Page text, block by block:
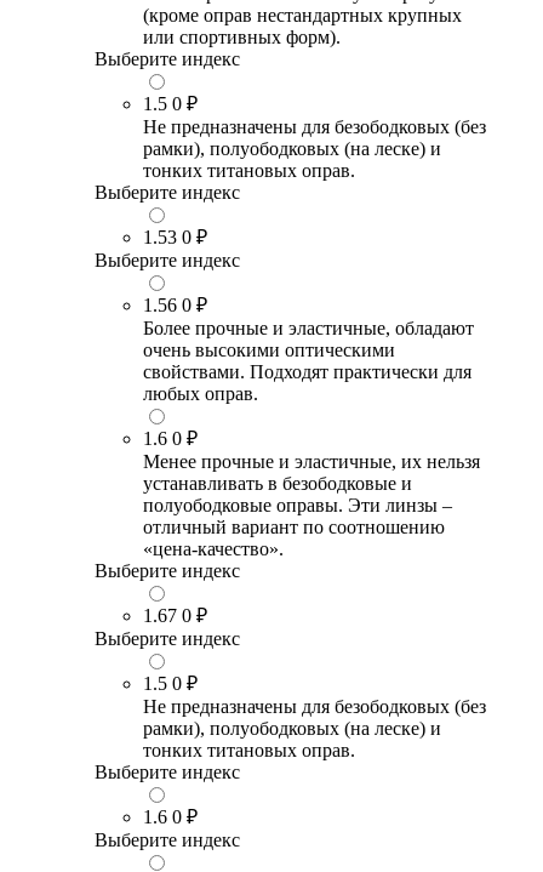
(кроме оправ нестандартных крупных
или спортивных форм).
Выберите индекс
1.5 0 ₽
Не предназначены для безободковых (без
рамки), полуободковых (на леске) и
тонких титановых оправ.
Выберите индекс
1.53 0 ₽
Выберите индекс
1.56 0 ₽
Более прочные и эластичные, обладают
очень высокими оптическими
свойствами. Подходят практически для
любых оправ.
1.6 0 ₽
Менее прочные и эластичные, их нельзя
устанавливать в безободковые и
полуободковые оправы. Эти линзы –
отличный вариант по соотношению
«цена-качество».
Выберите индекс
1.67 0 ₽
Выберите индекс
1.5 0 ₽
Не предназначены для безободковых (без
рамки), полуободковых (на леске) и
тонких титановых оправ.
Выберите индекс
1.6 0 ₽
Выберите индекс